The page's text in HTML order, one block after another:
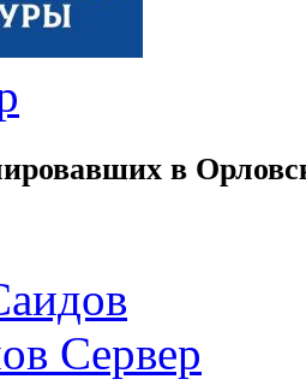
в
Сервер